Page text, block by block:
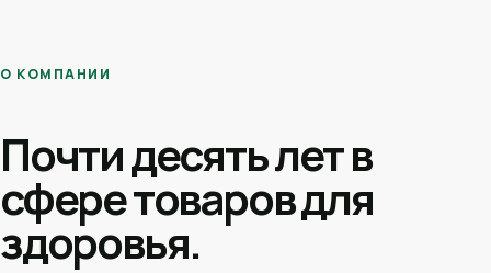
О КОМПАНИИ
Почти десять лет в
сфере товаров для
здоровья.